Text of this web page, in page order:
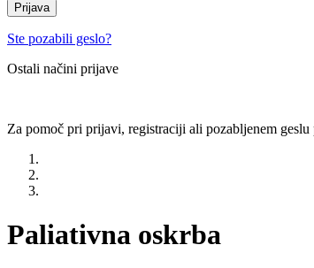
Prijava
Ste pozabili geslo?
Ostali načini prijave
Za pomoč pri prijavi, registraciji ali pozabljenem geslu
Paliativna oskrba